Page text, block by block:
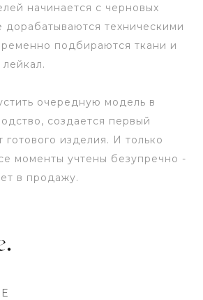
начинается с черновых
дорабатываются техническими
подбираются ткани и
очередную модель в
создается первый
изделия. И только
моменты учтены безупречно -
в продажу.